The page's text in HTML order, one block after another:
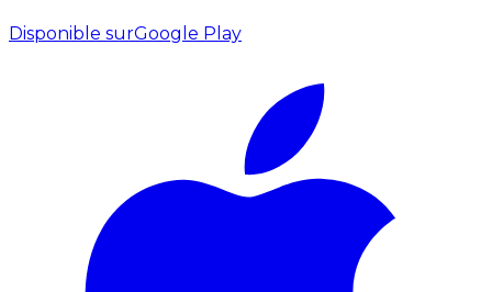
Disponible surGoogle Play